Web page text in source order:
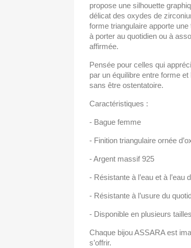
propose une silhouette
délicat des oxydes de
forme triangulaire apporte
à porter au quotidien ou à
affirmée.
Pensée pour celles qui
par un équilibre entre forme
sans être ostentatoire.
Caractéristiques :
- Bague femme
- Finition triangulaire ornée
- Argent massif 925
- Résistante à l’eau et à l’eau
- Résistante à l’usure du
- Disponible en plusieurs tailles
Chaque bijou ASSARA est
s’offrir.